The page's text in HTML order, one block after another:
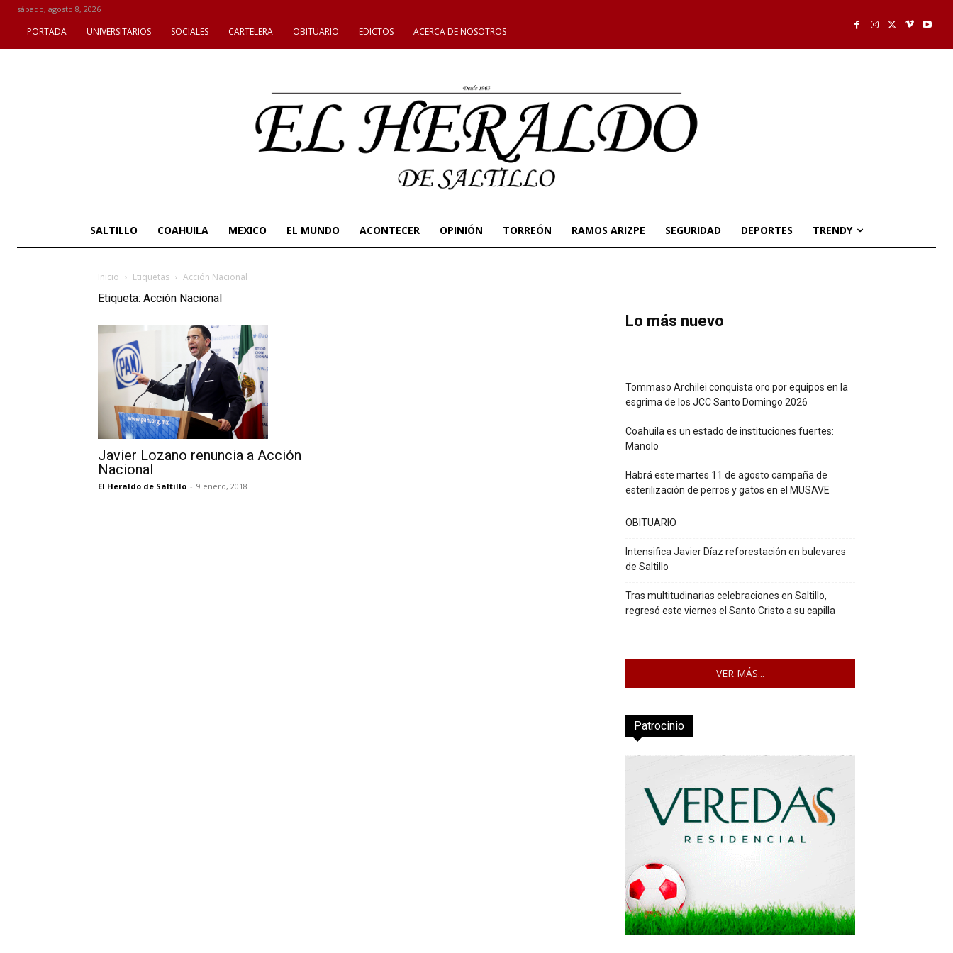
sábado, agosto 8, 2026
PORTADA UNIVERSITARIOS SOCIALES CARTELERA OBITUARIO EDICTOS ACERCA DE NOSOTROS
SALTILLO COAHUILA MEXICO EL MUNDO ACONTECER OPINIÓN TORREÓN RAMOS ARIZPE SEGURIDAD DEPORTES TRENDY
Inicio Etiquetas Acción Nacional
Etiqueta: Acción Nacional
Javier Lozano renuncia a Acción
Nacional
El Heraldo de Saltillo - 9 enero, 2018
Lo más nuevo
Tommaso Archilei conquista oro por equipos en la
esgrima de los JCC Santo Domingo 2026
Coahuila es un estado de instituciones fuertes:
Manolo
Habrá este martes 11 de agosto campaña de
esterilización de perros y gatos en el MUSAVE
OBITUARIO
Intensifica Javier Díaz reforestación en bulevares
de Saltillo
Tras multitudinarias celebraciones en Saltillo,
regresó este viernes el Santo Cristo a su capilla
VER MÁS...
Patrocinio